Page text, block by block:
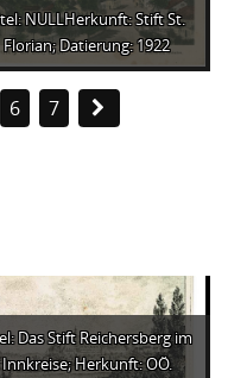
NULLHerkunft: Stift St.
Florian; Datierung: 1922
6 7
Das Stift Reichersberg im
Innkreise; Herkunft: OÖ.